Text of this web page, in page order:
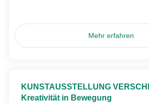
Mehr erfahren
KUNSTAUSSTELLUNG
Kreativität in Bewegung